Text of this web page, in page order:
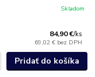
84,90 €/ks
69,02 € bez DPH
Skladom
Pridať do košíka